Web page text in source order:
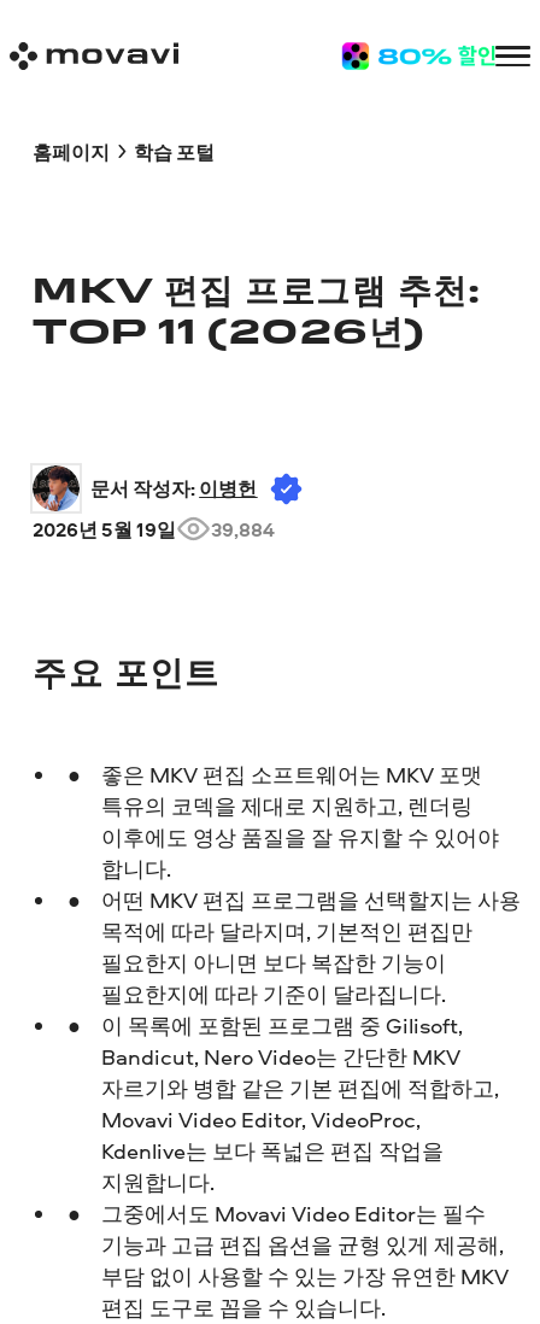
홈페이지 학습 포털
MKV 편집 프로그램 추천:
TOP 11 (2026년)
문서 작성자: 이병헌
2026년 5월 19일
39,884
주요 포인트
좋은 MKV 편집 소프트웨어는 MKV 포맷
특유의 코덱을 제대로 지원하고, 렌더링
이후에도 영상 품질을 잘 유지할 수 있어야
합니다.
어떤 MKV 편집 프로그램을 선택할지는 사용
목적에 따라 달라지며, 기본적인 편집만
필요한지 아니면 보다 복잡한 기능이
필요한지에 따라 기준이 달라집니다.
이 목록에 포함된 프로그램 중 Gilisoft,
Bandicut, Nero Video는 간단한 MKV
자르기와 병합 같은 기본 편집에 적합하고,
Movavi Video Editor, VideoProc,
Kdenlive는 보다 폭넓은 편집 작업을
지원합니다.
그중에서도 Movavi Video Editor는 필수
기능과 고급 편집 옵션을 균형 있게 제공해,
부담 없이 사용할 수 있는 가장 유연한 MKV
편집 도구로 꼽을 수 있습니다.